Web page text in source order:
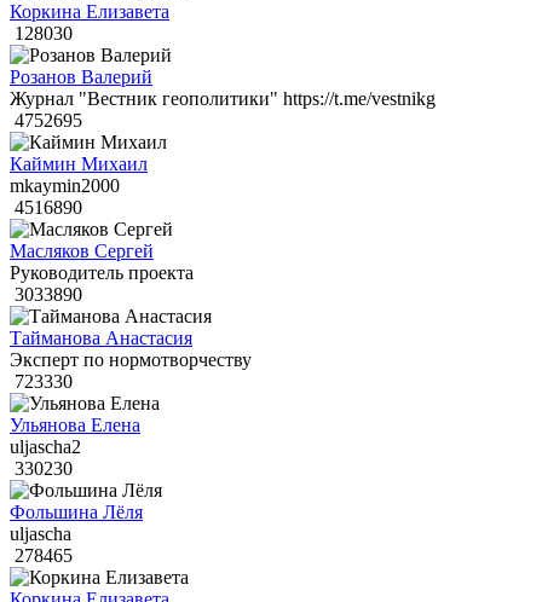
Коркина Елизавета
128030
Розанов Валерий
Журнал "Вестник геополитики" https://t.me/vestnikg
4752695
Каймин Михаил
mkaymin2000
4516890
Масляков Сергей
Руководитель проекта
3033890
Тайманова Анастасия
Эксперт по нормотворчеству
723330
Ульянова Елена
uljascha2
330230
Фольшина Лёля
uljascha
278465